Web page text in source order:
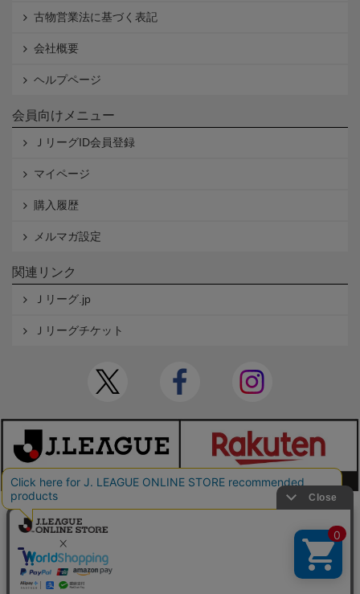
古物営業法に基づく表記
会社概要
ヘルプページ
会員向けメニュー
ＪリーグID会員登録
マイページ
購入履歴
メルマガ設定
関連リンク
Ｊリーグ.jp
Ｊリーグチケット
本サイトで使用している文章・画像等の無断での複製・転載を禁止します。
© JAPAN PROFESSIONAL FOOTBALL LEAGUE Rakuten Group, Inc. ALL RIGHTS RE